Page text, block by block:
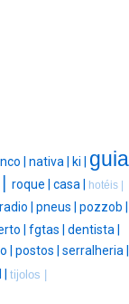
| nativa | ki | guia
roque | casa | hotéis |
radio | pneus | pozzob |
| fgtas | dentista |
| postos | serralheria |
tijolos |